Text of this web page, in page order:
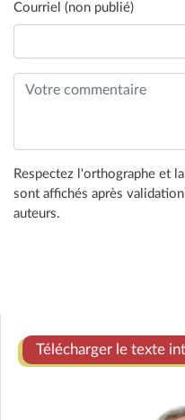
Courriel (non publié)
Respectez l'orthographe et
sont affichés après
auteurs.
Télécharger le texte